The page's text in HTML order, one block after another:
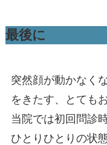
最後に
突然顔が動かなく
をきたす、とても
当院では初回問診
ひとりひとりの状